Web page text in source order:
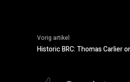
Vorig artikel
Historic BRC: Thomas Carlier